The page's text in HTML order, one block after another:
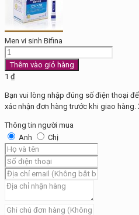
Men vi sinh Bifina
Men
vi
sinh
số
lượng
Thêm vào giỏ hàng
1 ₫
Bạn vui lòng nhập đúng số điện thoại
xác nhận đơn hàng trước khi giao hàng.
Thông tin người mua
Anh
Chị